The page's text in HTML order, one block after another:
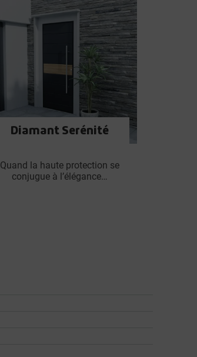
Diamant Serénité
Quand la haute protection se
conjugue à l’élégance…